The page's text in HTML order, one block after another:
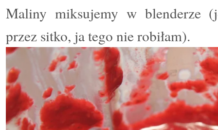
Maliny miksujemy w blenderze
przez sitko, ja tego nie robiłam).